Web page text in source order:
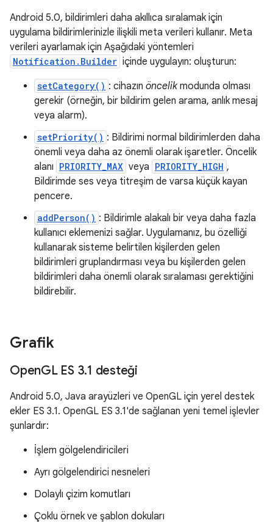
Android 5.0, bildirimleri daha akıllıca sıralamak için
uygulama bildirimlerinizle ilişkili meta verileri kullanır. Meta
verileri ayarlamak için Aşağıdaki yöntemleri
Notification.Builder içinde uygulayın: oluşturun:
setCategory() : cihazın öncelikmodunda olması
gerekir (örneğin, bir bildirim gelen arama, anlık mesaj
veya alarm).
setPriority() : Bildirimi normal bildirimlerden daha
önemli veya daha az önemli olarak işaretler. Öncelik
alanı PRIORITY_MAX veya PRIORITY_HIGH ,
Bildirimde ses veya titreşim de varsa küçük kayan
pencere.
addPerson() : Bildirimle alakalı bir veya daha fazla
kullanıcı eklemenizi sağlar. Uygulamanız, bu özelliği
kullanarak sisteme belirtilen kişilerden gelen
bildirimleri gruplandırması veya bu kişilerden gelen
bildirimleri daha önemli olarak sıralaması gerektiğini
bildirebilir.
Grafik
OpenGL ES 3.1 desteği
Android 5.0, Java arayüzleri ve OpenGL için yerel destek
ekler ES 3.1. OpenGL ES 3.1'de sağlanan yeni temel işlevler
şunlardır:
İşlem gölgelendiricileri
Ayrı gölgelendirici nesneleri
Dolaylı çizim komutları
Çoklu örnek ve şablon dokuları